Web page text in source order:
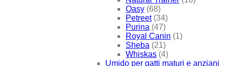
Oasy (68)
Petreet (34)
Purina (47)
Royal Canin (1)
Sheba (21)
Whiskas (4)
Umido per gatti maturi e anziani